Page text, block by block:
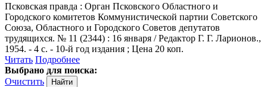
Псковская правда : Орган Псковского Областного и
Городского комитетов Коммунистической партии Советского
Союза, Областного и Городского Советов депутатов
трудящихся. № 11 (2344) : 16 января / Редактор Г. Г. Ларионов.,
1954. - 4 с. - 10-й год издания ; Цена 20 коп.
Читать Подробнее
Выбрано для поиска:
Очистить